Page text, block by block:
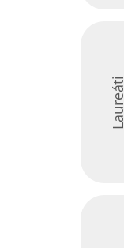
Laureáti